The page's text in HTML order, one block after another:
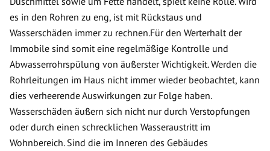
es in den Rohren zu eng, ist mit Rückstaus und
Wasserschäden immer zu rechnen.Für den Werterhalt der
Immobile sind somit eine regelmäßige Kontrolle und
Abwasserrohrspülung von äußerster Wichtigkeit. Werden die
Rohrleitungen im Haus nicht immer wieder beobachtet, kann
dies verheerende Auswirkungen zur Folge haben.
Wasserschäden äußern sich nicht nur durch Verstopfungen
oder durch einen schrecklichen Wasseraustritt im
Wohnbereich. Sind die im Inneren des Gebäudes